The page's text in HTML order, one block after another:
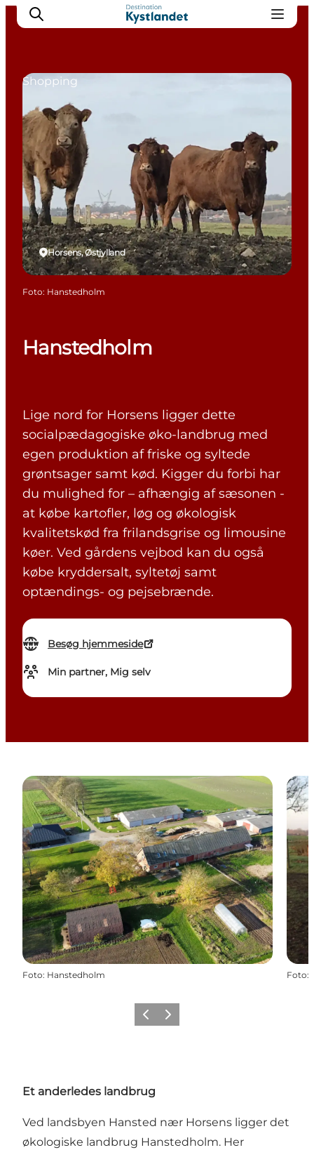
Det sker
Byer
Oplevelser
Overnatning
Køb billet
Hanstedholm
Lige nord for Horsens ligger dette
socialpædagogiske øko-landbrug med
egen produktion af friske og syltede
grøntsager samt kød. Kigger du forbi har
du mulighed for – afhængig af sæsonen -
at købe kartofler, løg og økologisk
kvalitetskød fra frilandsgrise og limousine
køer. Ved gårdens vejbod kan du også
købe kryddersalt, syltetøj samt
optændings- og pejsebrænde.
Besøg hjemmeside
Min partner, Mig selv
Horsens, Østjylland
Shopping
Foto: Hanstedholm
Foto: Hanstedholm Foto:
ForrigeNæste
Et anderledes landbrug
Ved landsbyen Hansted nær Horsens ligger det
økologiske landbrug Hanstedholm. Her